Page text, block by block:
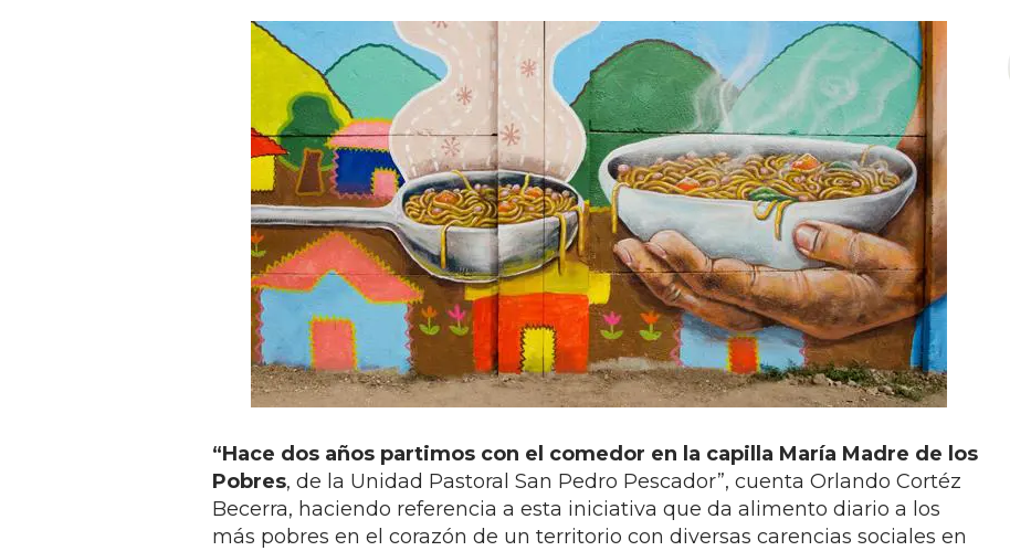
“Hace dos años partimos con el comedor en la capilla María Madre de los
Pobres, de la Unidad Pastoral San Pedro Pescador”, cuenta Orlando Cortéz
Becerra, haciendo referencia a esta iniciativa que da alimento diario a los
más pobres en el corazón de un territorio con diversas carencias sociales en